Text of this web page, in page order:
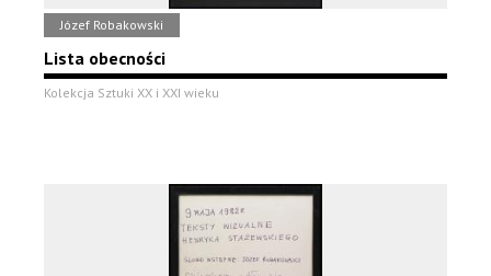
Józef Robakowski
Lista obecności
Kolekcja Sztuki XX i XXI wieku